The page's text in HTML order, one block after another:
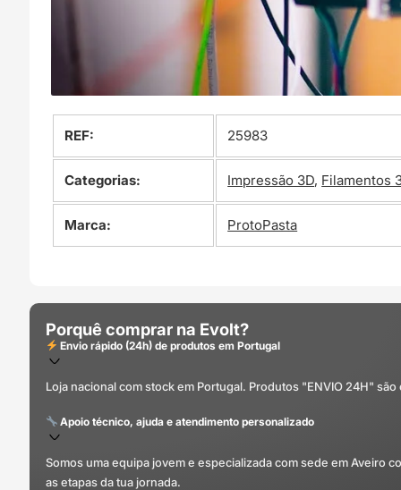
REF: 25983
Categorias: Impressão 3D, Filamentos
Marca: ProtoPasta
Porquê comprar na Evolt?
Envio rápido (24h) de produtos em Portugal
Loja nacional com stock em Portugal. Produtos "ENVIO 24H"
Apoio técnico, ajuda e atendimento personalizado
Somos uma equipa jovem e especializada com sede em Aveiro
as etapas da tua jornada.